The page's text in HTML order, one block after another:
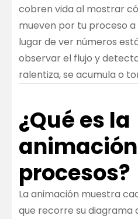
cobren vida al mostrar
mueven por tu proceso
lugar de ver números
observar el flujo y
ralentiza, se acumula o
¿Qué es la
procesos?
La animación muestra
que recorre su diagrama